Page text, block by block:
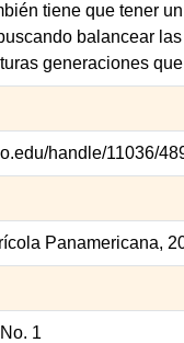
tiene que tener
balancear
generaciones
handle/11036/
Panamericana,
1